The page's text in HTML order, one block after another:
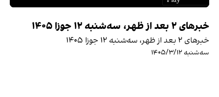
خبرهای ۲ بعد از ظهر، سه‌شنبه ۱۲ جوزا ۱۴۰۵
خبرهای ۲ بعد از ظهر، سه‌شنبه ۱۲ جوزا ۱۴۰۵
سه‌شنبه ۱۴۰۵/۳/۱۲